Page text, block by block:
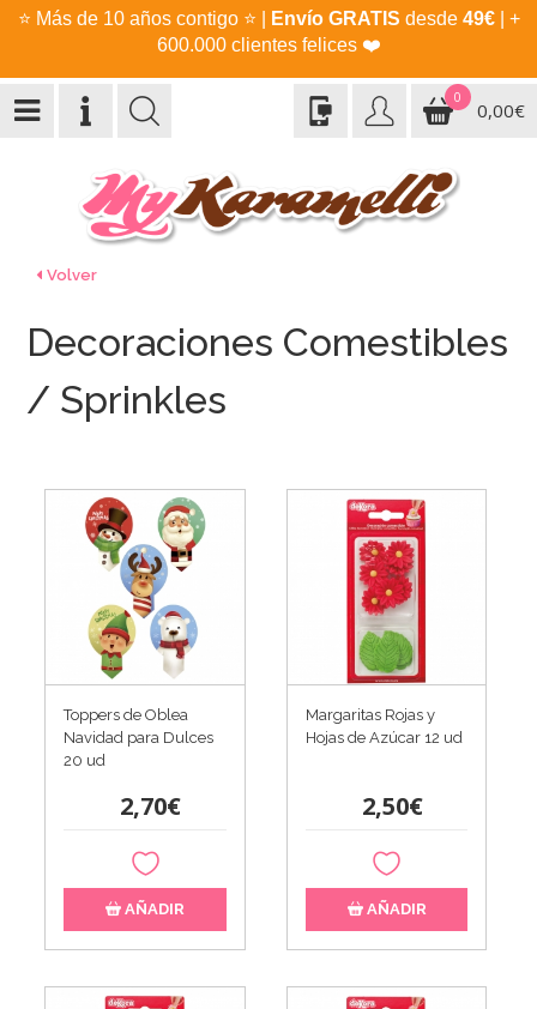
⭐ Más de 10 años contigo ⭐ Envío GRATIS desde 49€| +
600.000 clientes felices ❤️
0
0,00€
Volver
Decoraciones Comestibles
/ Sprinkles
Toppers de Oblea
Navidad para Dulces
20 ud
2,70€
AÑADIR
Margaritas Rojas y
Hojas de Azúcar 12 ud
2,50€
AÑADIR